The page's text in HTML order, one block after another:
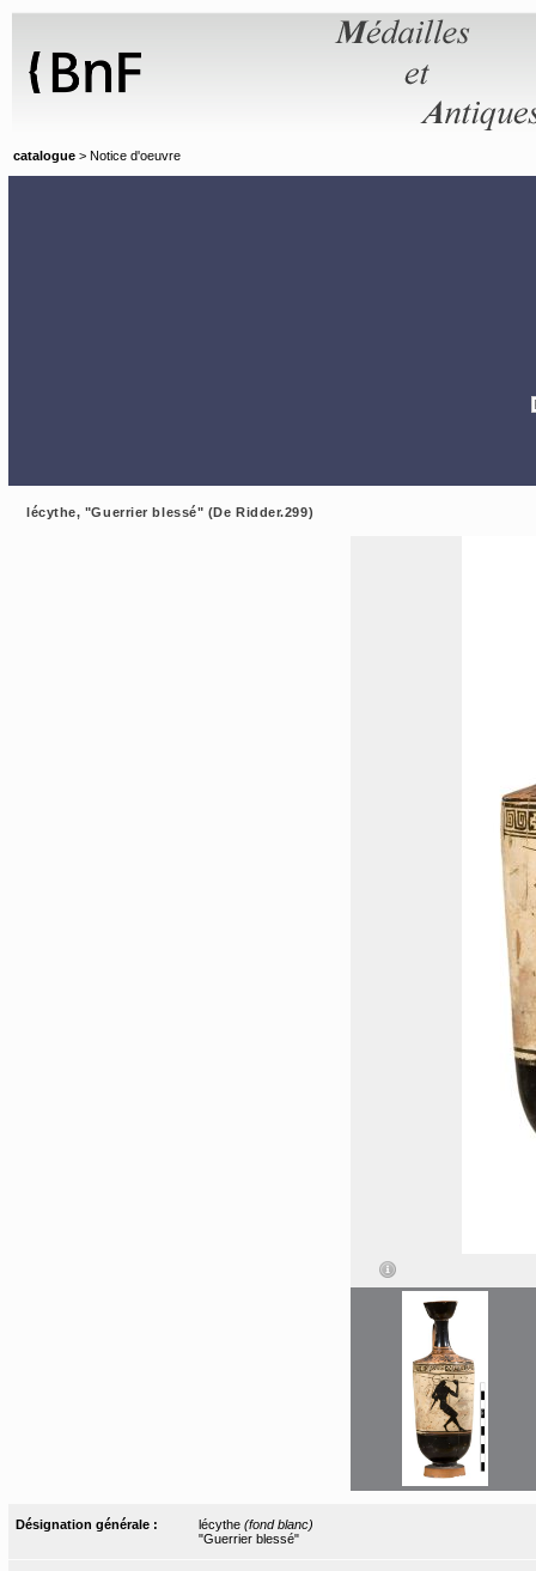
catalogue > Notice d'oeuvre
lécythe, "Guerrier blessé" (De Ridder.299)
Désignation générale : lécythe (fond blanc)
"Guerrier blessé"